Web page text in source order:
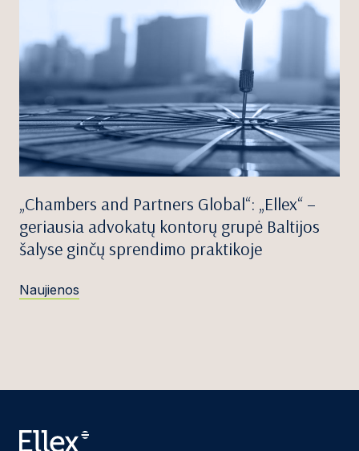
„Chambers and Partners Global“: „Ellex“ –
geriausia advokatų kontorų grupė Baltijos
šalyse ginčų sprendimo praktikoje
Naujienos